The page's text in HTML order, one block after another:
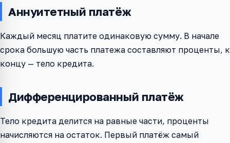
Аннуитетный платёж
Каждый месяц платите одинаковую сумму. В начале
срока большую часть платежа составляют проценты, к
концу — тело кредита.
Дифференцированный платёж
Тело кредита делится на равные части, проценты
начисляются на остаток. Первый платёж самый